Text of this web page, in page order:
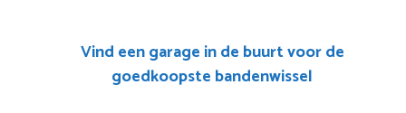
Vind een garage in de buurt voor de
goedkoopste bandenwissel